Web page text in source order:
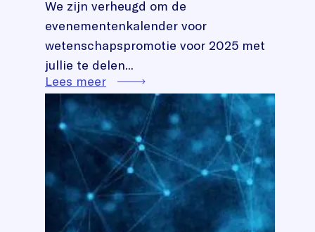
We zijn verheugd om de
evenementenkalender voor
wetenschapspromotie voor 2025 met
jullie te delen...
Lees meer